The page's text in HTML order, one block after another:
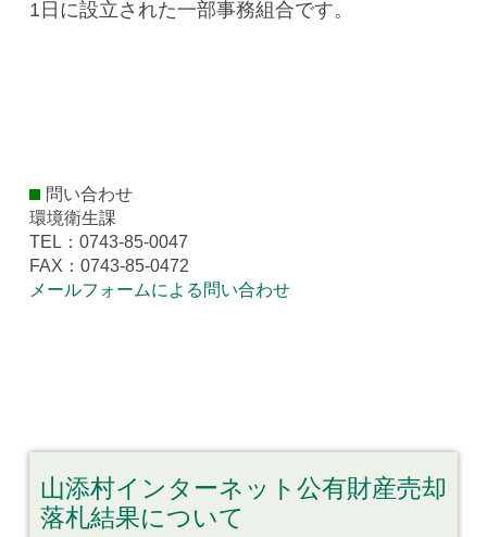
1日に設立された一部事務組合です。
問い合わせ
環境衛生課
TEL：0743-85-0047
FAX：0743-85-0472
メールフォームによる問い合わせ
山添村インターネット公有財産売却
落札結果について